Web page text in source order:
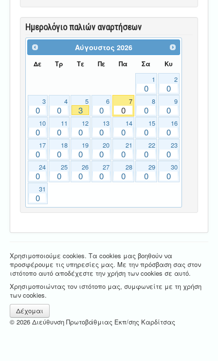
Ημερολόγιο παλιών αναρτήσεων
Αύγουστος 2026
Δε Τρ Τε Πε Πα Σα Κυ
1
0
2
0
3
0
4
0
5
3
6
0
7
0
8
0
9
0
10
0
11
0
12
0
13
0
14
0
15
0
16
0
17
0
18
0
19
0
20
0
21
0
22
0
23
0
24
0
25
0
26
0
27
0
28
0
29
0
30
0
31
0
Χρησιμοποιούμε cookies. Τα cookies μας βοηθούν να
προσφέρουμε τις υπηρεσίες μας. Με την πρόσβαση σας στον
ιστότοπο αυτό αποδέχεστε την χρήση των cookies σε αυτό.
Χρησιμοποιώντας τον ιστότοπο μας, συμφωνείτε με τη χρήση
των cookies.
Δέχομαι
© 2026 Διεύθυνση Πρωτοβάθμιας Εκπ/σης Καρδίτσας